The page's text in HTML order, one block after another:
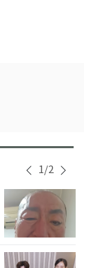
1/2